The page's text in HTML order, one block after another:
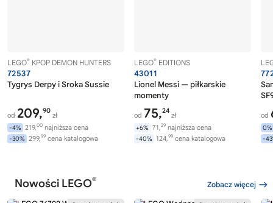
LEGO® KPOP DEMON HUNTERS
72537
Tygrys Derpy i Sroka Sussie
od 209,90
zł
-4% 219,00 najniższa cena
-30% 299,99 cena katalogowa
LEGO® EDITIONS
43011
Lionel Messi — piłkarskie
momenty
od 75,24
zł
+6% 71,29 najniższa cena
-40% 124,99 cena katalogowa
od
0%
-
Nowości LEGO® Zobacz więcej